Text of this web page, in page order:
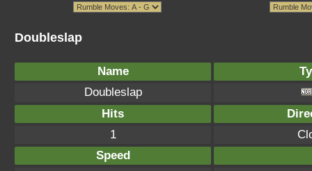
Doubleslap
Name
Doubleslap
Hits
1
Speed